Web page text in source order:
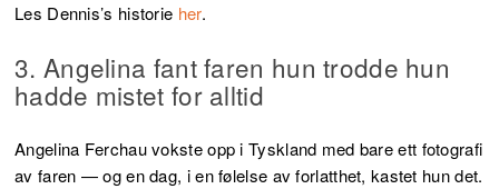
Les Dennis’s historie her.
3. Angelina fant faren hun trodde hun
hadde mistet for alltid
Angelina Ferchau vokste opp i Tyskland med bare ett fotografi
av faren — og en dag, i en følelse av forlatthet, kastet hun det.